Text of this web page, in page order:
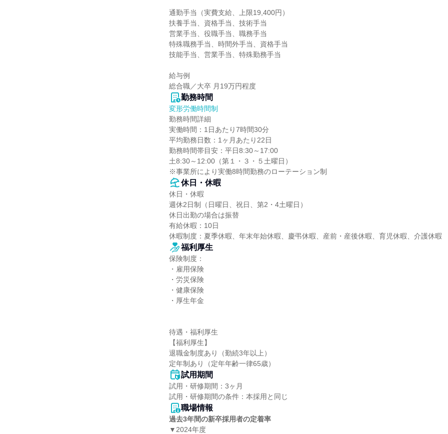
通勤手当（実費支給、上限19,400円）
扶養手当、資格手当、技術手当
営業手当、役職手当、職務手当
特殊職務手当、時間外手当、資格手当
技能手当、営業手当、特殊勤務手当
給与例
総合職／大卒 月19万円程度
勤務時間
変形労働時間制
勤務時間詳細
実働時間：1日あたり7時間30分
平均勤務日数：1ヶ月あたり22日
勤務時間帯目安：平日8:30～17:00
土8:30～12:00（第１・３・５土曜日）
※事業所により実働8時間勤務のローテーション制
休日・休暇
休日・休暇
週休2日制（日曜日、祝日、第2・4土曜日）
休日出勤の場合は振替
有給休暇：10日
休暇制度：夏季休暇、年末年始休暇、慶弔休暇、産前・産後休暇、育児休暇、介護休暇
福利厚生
保険制度：
・雇用保険
・労災保険
・健康保険
・厚生年金
待遇・福利厚生
【福利厚生】
退職金制度あり（勤続3年以上）
定年制あり（定年年齢一律65歳）
試用期間
試用・研修期間：3ヶ月
職場情報
過去3年間の新卒採用者の定着率
▼2024年度